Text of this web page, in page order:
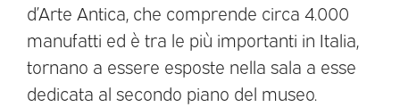
d’Arte Antica, che comprende circa 4.000
manufatti ed è tra le più importanti in Italia,
tornano a essere esposte nella sala a esse
dedicata al secondo piano del museo.